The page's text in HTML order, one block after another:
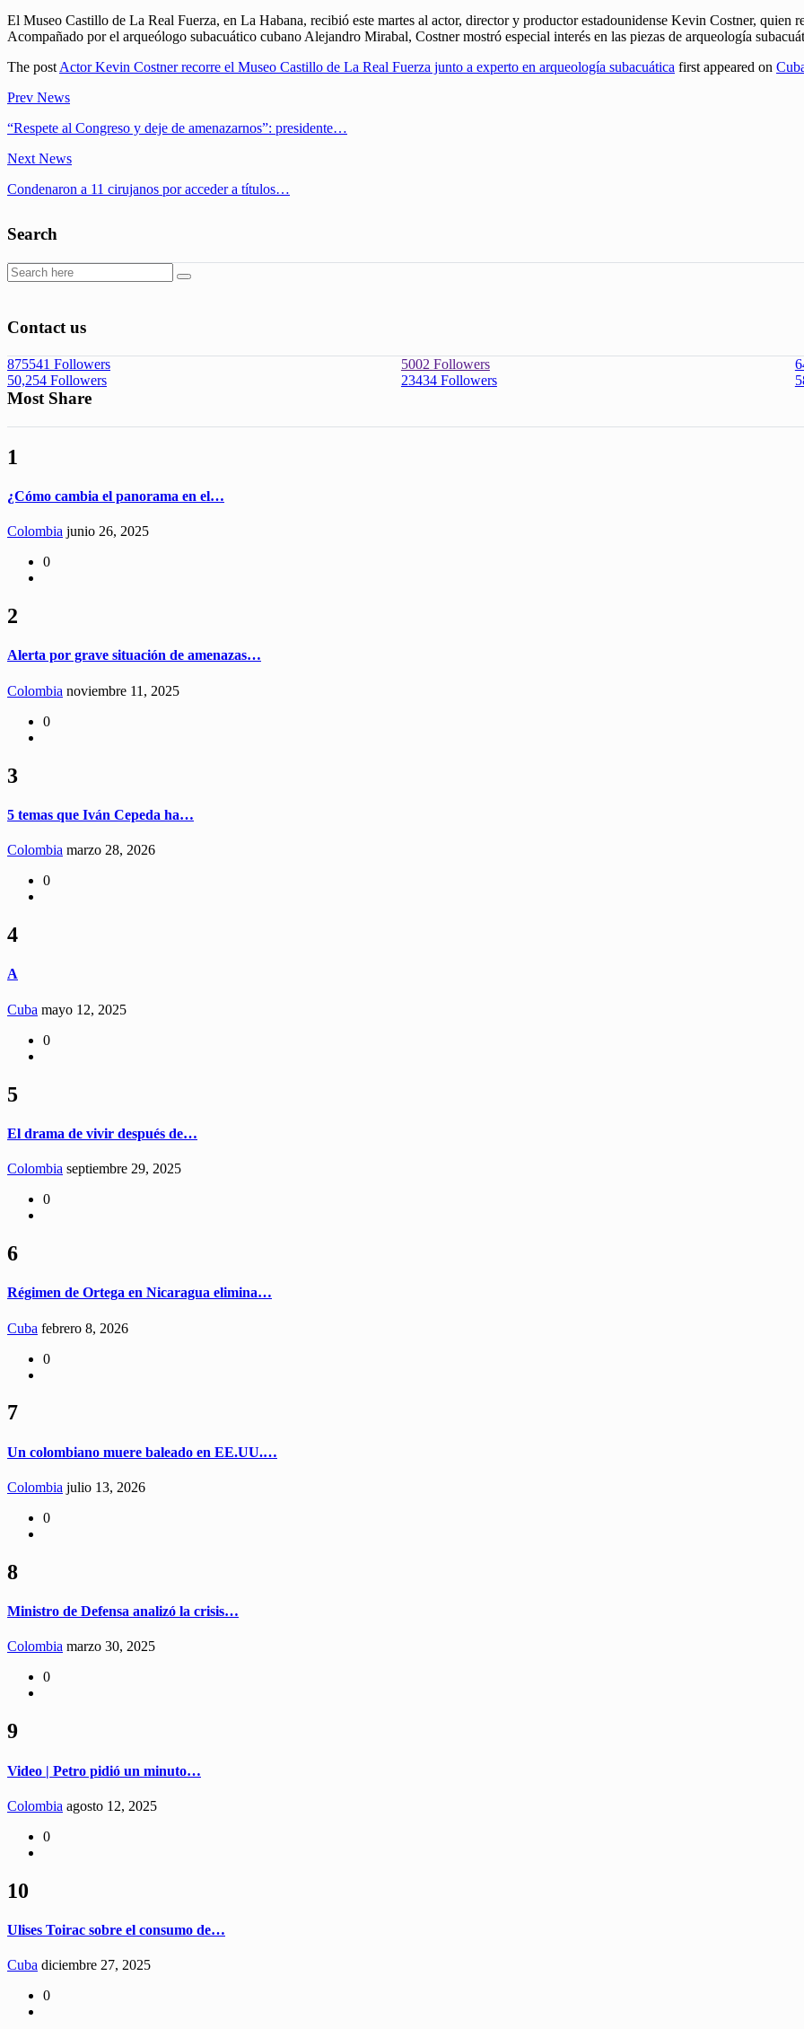
El Museo Castillo de La Real Fuerza, en La Habana, recibió este martes al actor, director y productor estadounidense Kevin Costner, quien
Acompañado por el arqueólogo subacuático cubano Alejandro Mirabal, Costner mostró especial interés en las piezas de arqueología
The post Actor Kevin Costner recorre el Museo Castillo de La Real Fuerza junto a experto en arqueología subacuática first appeared on
Prev News
“Respete al Congreso y deje de amenazarnos”: presidente…
Next News
Condenaron a 11 cirujanos por acceder a títulos…
Search
Contact us
875541 Followers 5002 Followers
50,254 Followers 23434 Followers
Most Share
1
¿Cómo cambia el panorama en el…
Colombia junio 26, 2025
0
2
Alerta por grave situación de amenazas…
Colombia noviembre 11, 2025
0
3
5 temas que Iván Cepeda ha…
Colombia marzo 28, 2026
0
4
A
Cuba mayo 12, 2025
0
5
El drama de vivir después de…
Colombia septiembre 29, 2025
0
6
Régimen de Ortega en Nicaragua elimina…
Cuba febrero 8, 2026
0
7
Un colombiano muere baleado en EE.UU.…
Colombia julio 13, 2026
0
8
Ministro de Defensa analizó la crisis…
Colombia marzo 30, 2025
0
9
Video | Petro pidió un minuto…
Colombia agosto 12, 2025
0
10
Ulises Toirac sobre el consumo de…
Cuba diciembre 27, 2025
0